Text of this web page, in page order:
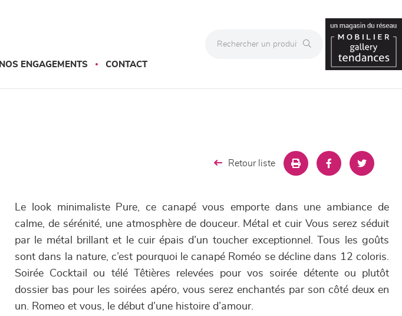
NOS ENGAGEMENTS CONTACT
Retour liste
Le look minimaliste Pure, ce canapé vous emporte dans une ambiance de
calme, de sérénité, une atmosphère de douceur. Métal et cuir Vous serez séduit
par le métal brillant et le cuir épais d’un toucher exceptionnel. Tous les goûts
sont dans la nature, c’est pourquoi le canapé Roméo se décline dans 12 coloris.
Soirée Cocktail ou télé Têtières relevées pour vos soirée détente ou plutôt
dossier bas pour les soirées apéro, vous serez enchantés par son côté deux en
un. Romeo et vous, le début d’une histoire d’amour.